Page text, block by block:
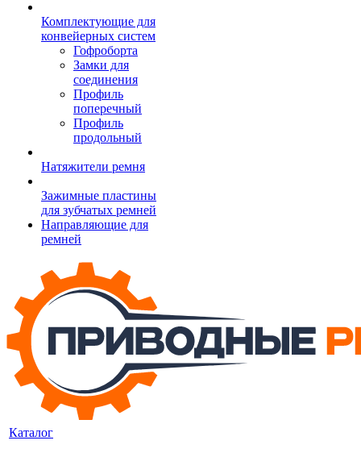
Комплектующие для
конвейерных систем
Гофроборта
Замки для
соединения
Профиль
поперечный
Профиль
продольный
Натяжители ремня
Зажимные пластины
для зубчатых ремней
Направляющие для
ремней
Каталог